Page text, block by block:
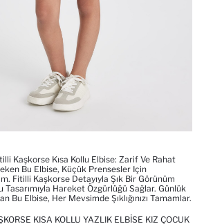
Kaşkorse Kısa Kollu Elbise: Zarif Ve Rahat
Bu Elbise, Küçük Prensesler Için
Fitilli Kaşkorse Detayıyla Şık Bir Görünüm
Tasarımıyla Hareket Özgürlüğü Sağlar. Günlük
Bu Elbise, Her Mevsimde Şıklığınızı Tamamlar.
KISA KOLLU YAZLIK ELBISE KIZ ÇOCUK